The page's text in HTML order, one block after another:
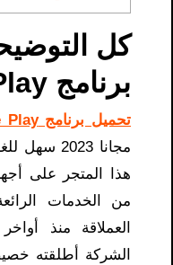
كل
برنامج Google Play:
تحميل برنامج Google Play
مجانا
هذا المتجر على
من الخدمات
الشركة أطلقته